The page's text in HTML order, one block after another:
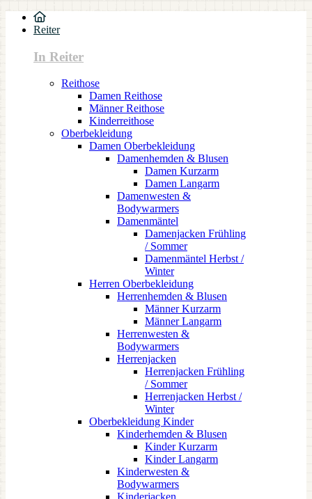
Reiter
In Reiter
Reithose
Damen Reithose
Männer Reithose
Kinderreithose
Oberbekleidung
Damen Oberbekleidung
Damenhemden & Blusen
Damen Kurzarm
Damen Langarm
Damenwesten &
Bodywarmers
Damenmäntel
Damenjacken Frühling
/ Sommer
Damenmäntel Herbst /
Winter
Herren Oberbekleidung
Herrenhemden & Blusen
Männer Kurzarm
Männer Langarm
Herrenwesten &
Bodywarmers
Herrenjacken
Herrenjacken Frühling
/ Sommer
Herrenjacken Herbst /
Winter
Oberbekleidung Kinder
Kinderhemden & Blusen
Kinder Kurzarm
Kinder Langarm
Kinderwesten &
Bodywarmers